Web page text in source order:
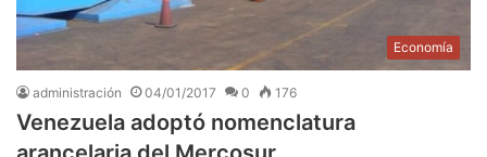
Economía
administración 04/01/2017 0 176
Venezuela adoptó nomenclatura